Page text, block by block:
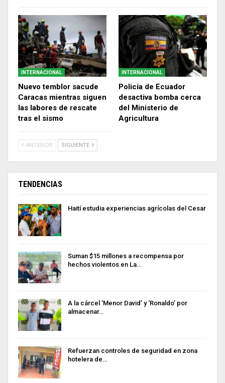
INTERNACIONAL
Nuevo temblor sacude
Caracas mientras siguen
las labores de rescate
tras el sismo
INTERNACIONAL
Policía de Ecuador
desactiva bomba cerca
del Ministerio de
Agricultura
ANTERIOR SIGUIENTE
TENDENCIAS
Haití estudia experiencias agrícolas del Cesar
Suman $15 millones a recompensa por
hechos violentos en La…
A la cárcel ‘Menor David’ y ‘Ronaldo’ por
almacenar…
Refuerzan controles de seguridad en zona
hotelera de…